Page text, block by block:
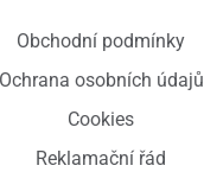
Obchodní podmínky
Ochrana osobních údajů
Cookies
Reklamační řád